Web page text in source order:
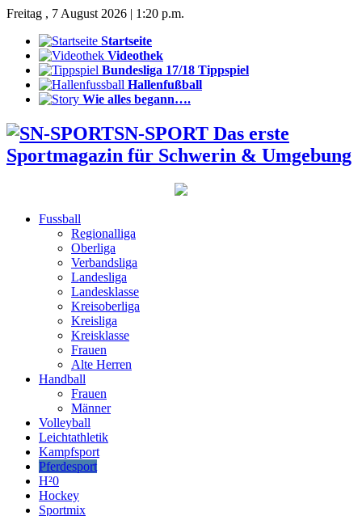
Freitag , 7 August 2026 | 1:20 p.m.
Startseite
Videothek
Bundesliga 17/18 Tippspiel
Hallenfußball
Wie alles begann….
SN-SPORT Das erste
Sportmagazin für Schwerin & Umgebung
Fussball
Regionalliga
Oberliga
Verbandsliga
Landesliga
Landesklasse
Kreisoberliga
Kreisliga
Kreisklasse
Frauen
Alte Herren
Handball
Frauen
Männer
Volleyball
Leichtathletik
Kampfsport
Pferdesport
H²0
Hockey
Sportmix